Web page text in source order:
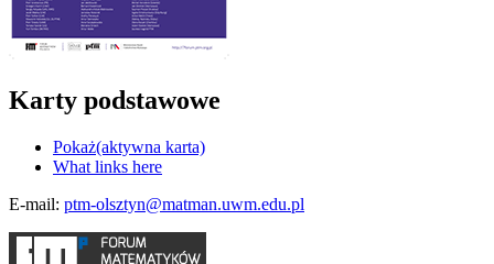
Karty podstawowe
Pokaż(aktywna karta)
What links here
E-mail: ptm-olsztyn@matman.uwm.edu.pl